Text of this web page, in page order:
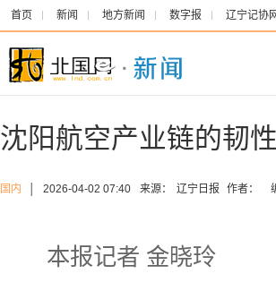
首页 新闻 地方新闻 数字报 辽宁记协
沈阳航空产业链的韧
国内 2026-04-02 07:40 来源： 辽宁日报 作者：
本报记者 金晓玲